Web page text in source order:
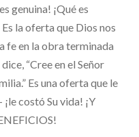
genuina! ¡Qué es
la oferta que Dios nos
fe en la obra terminada
“Cree en el Señor
Es una oferta que le
costó Su vida! ¡Y